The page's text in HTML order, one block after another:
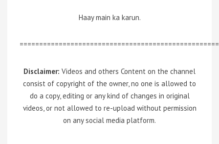
Haay main ka karun.
Disclaimer: Videos and others Content on the channel
consist of copyright of the owner, no one is allowed to
do a copy, editing or any kind of changes in original
videos, or not allowed to re-upload without permission
on any social media platform.